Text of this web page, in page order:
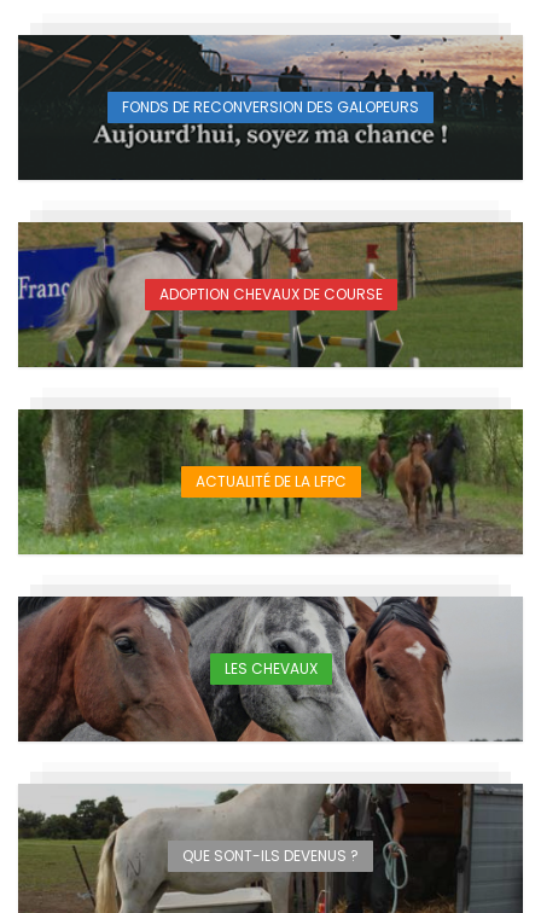
FONDS DE RECONVERSION DES GALOPEURS
ADOPTION CHEVAUX DE COURSE
ACTUALITÉ DE LA LFPC
LES CHEVAUX
QUE SONT-ILS DEVENUS ?